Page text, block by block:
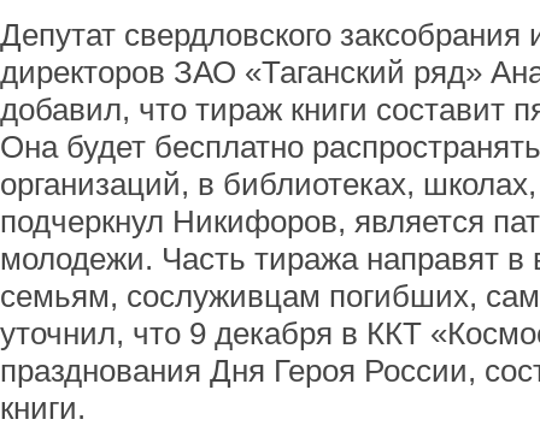
Депутат свердловского заксобрания
директоров ЗАО «Таганский ряд»
добавил, что тираж книги составит
Она будет бесплатно
организаций, в библиотеках,
подчеркнул Никифоров, является
молодежи. Часть тиража направят в
семьям, сослуживцам погибших,
уточнил, что 9 декабря в ККТ
празднования Дня Героя России,
книги.